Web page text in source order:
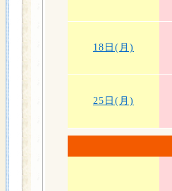
18日(月)
25日(月)